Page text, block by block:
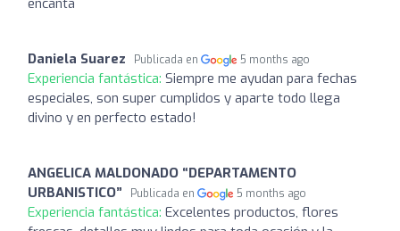
encanta
Daniela Suarez Publicada en 5 months ago
Experiencia fantástica: Siempre me ayudan para fechas
especiales, son super cumplidos y aparte todo llega
divino y en perfecto estado!
ANGELICA MALDONADO “DEPARTAMENTO
URBANISTICO”
Publicada en 5 months ago
Experiencia fantástica: Excelentes productos, flores